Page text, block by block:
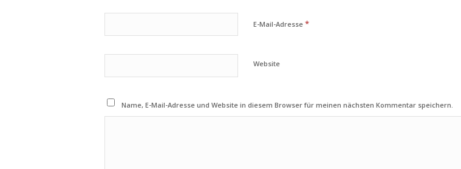
E-Mail-Adresse *
Website
Name, E-Mail-Adresse und Website in diesem Browser für meinen nächsten Kommentar speichern.